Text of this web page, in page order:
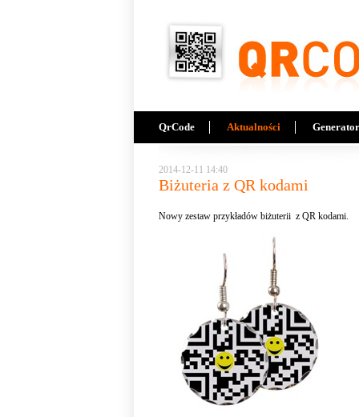
QrCode Aktualności Generator
2014-12-11 14:40
Biżuteria z QR kodami
Nowy zestaw przykładów biżuterii z QR kodami.